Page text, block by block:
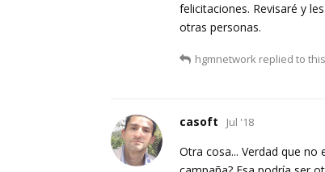
felicitaciones. Revisaré y
otras personas.
hgmnetwork replied to
casoft Jul '18
Otra cosa... Verdad que